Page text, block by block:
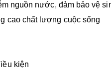
nguồn nước, đảm bảo vệ
cao chất lượng cuộc sống
kiện